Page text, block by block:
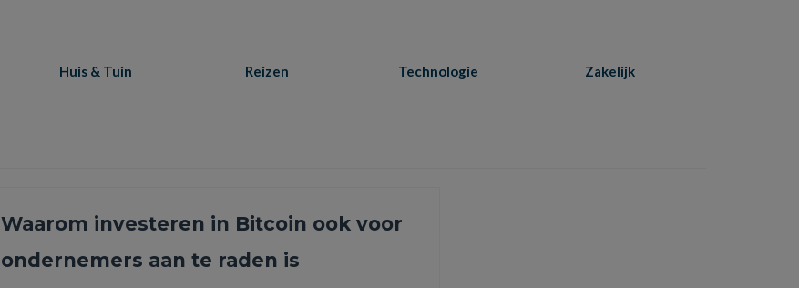
Huis & Tuin Reizen Technologie Zakelijk
Waarom investeren in Bitcoin ook voor
ondernemers aan te raden is